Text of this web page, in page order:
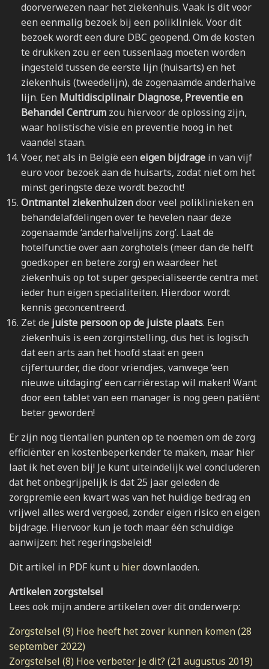
doorverwezen naar het ziekenhuis. Vaak is dit voor
een eenmalig bezoek bij een polikliniek. Voor dit
bezoek wordt een dure DBC geopend. Om de kosten
te drukken zou er een tussenlaag moeten worden
ingesteld tussen de eerste lijn (huisarts) en het
ziekenhuis (tweedelijn), de zogenaamde anderhalve
lijn. Een Multidisciplinair Diagnose, Preventie en
Behandel Centrum zou hiervoor de oplossing zijn,
waar holistische visie en preventie hoog in het
vaandel staan.
Voer, net als in België een eigen bijdrage in van vijf
euro voor bezoek aan de huisarts, zodat niet om het
minst geringste deze wordt bezocht!
Ontmantel ziekenhuizendoor veel poliklinieken en
behandelafdelingen over te hevelen naar deze
zogenaamde ‘anderhalvelijns zorg’. Laat de
hotelfunctie over aan zorghotels (meer dan de helft
goedkoper en betere zorg) en waardeer het
ziekenhuis op tot super gespecialiseerde centra met
ieder hun eigen specialiteiten. Hierdoor wordt
kennis geconcentreerd.
Zet de juiste persoon op de juiste plaats. Een
ziekenhuis is een zorginstelling, dus het is logisch
dat een arts aan het hoofd staat en geen
cijfertuurder, die door vriendjes, vanwege ‘een
nieuwe uitdaging’ een carrièrestap wil maken! Want
door een tablet van een manager is nog geen patiënt
beter geworden!
Er zijn nog tientallen punten op te noemen om de zorg
efficiënter en kostenbeperkender te maken, maar hier
laat ik het even bij! Je kunt uiteindelijk wel concluderen
dat het onbegrijpelijk is dat 25 jaar geleden de
zorgpremie een kwart was van het huidige bedrag en
vrijwel alles werd vergoed, zonder eigen risico en eigen
bijdrage. Hiervoor kun je toch maar één schuldige
aanwijzen: het regeringsbeleid!
Dit artikel in PDF kunt u hierdownlaoden.
Artikelen zorgstelsel
Lees ook mijn andere artikelen over dit onderwerp:
Zorgstelsel (9) Hoe heeft het zover kunnen komen (28
september 2022)
Zorgstelsel (8) Hoe verbeter je dit? (21 augustus 2019)